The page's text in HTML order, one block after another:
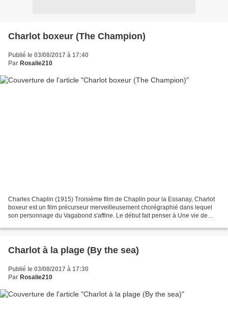
Charlot boxeur (The Champion)
Publié le 03/08/2017 à 17:40
Par Rosalie210
Charles Chaplin (1915) Troisième film de Chaplin pour la Essanay, Charlot
boxeur est un film précurseur merveilleusement chorégraphié dans lequel
son personnage du Vagabond s'affine. Le début fait penser à Une vie de
Charlot à la plage (By the sea)
Publié le 03/08/2017 à 17:30
Par Rosalie210